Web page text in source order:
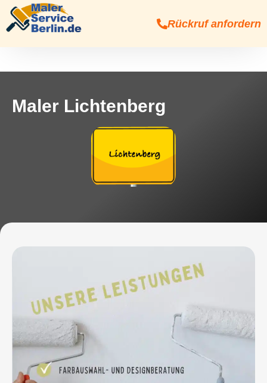
Rückruf anfordern
Maler Lichtenberg